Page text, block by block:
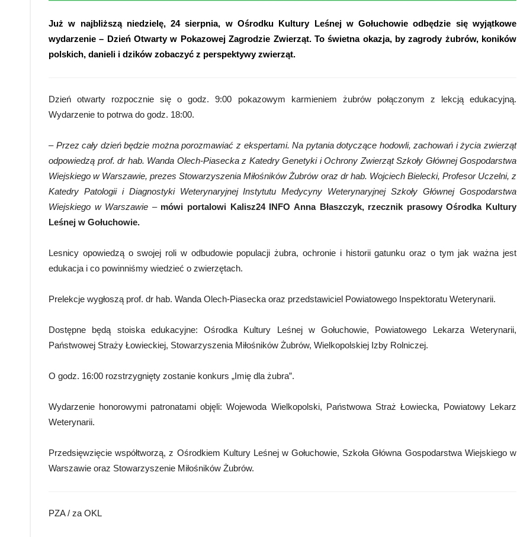
Już w najbliższą niedzielę, 24 sierpnia, w Ośrodku Kultury Leśnej w Gołuchowie odbędzie się wyjątkowe
wydarzenie – Dzień Otwarty w Pokazowej Zagrodzie Zwierząt. To świetna okazja, by zagrody żubrów, koników
polskich, danieli i dzików zobaczyć z perspektywy zwierząt.
Dzień otwarty rozpocznie się o godz. 9:00 pokazowym karmieniem żubrów połączonym z lekcją edukacyjną.
Wydarzenie to potrwa do godz. 18:00.
– Przez cały dzień będzie można porozmawiać z ekspertami. Na pytania dotyczące hodowli, zachowań i życia zwierząt
odpowiedzą prof. dr hab. Wanda Olech-Piasecka z Katedry Genetyki i Ochrony Zwierząt Szkoły Głównej Gospodarstwa
Wiejskiego w Warszawie, prezes Stowarzyszenia Miłośników Żubrów oraz dr hab. Wojciech Bielecki, Profesor Uczelni, z
Katedry Patologii i Diagnostyki Weterynaryjnej Instytutu Medycyny Weterynaryjnej Szkoły Głównej Gospodarstwa
Wiejskiego w Warszawie – mówi portalowi Kalisz24 INFO Anna Błaszczyk, rzecznik prasowy Ośrodka Kultury
Leśnej w Gołuchowie.
Lesnicy opowiedzą o swojej roli w odbudowie populacji żubra, ochronie i historii gatunku oraz o tym jak ważna jest
edukacja i co powinniśmy wiedzieć o zwierzętach.
Prelekcje wygłoszą prof. dr hab. Wanda Olech-Piasecka oraz przedstawiciel Powiatowego Inspektoratu Weterynarii.
Dostępne będą stoiska edukacyjne: Ośrodka Kultury Leśnej w Gołuchowie, Powiatowego Lekarza Weterynarii,
Państwowej Straży Łowieckiej, Stowarzyszenia Miłośników Żubrów, Wielkopolskiej Izby Rolniczej.
O godz. 16:00 rozstrzygnięty zostanie konkurs „Imię dla żubra”.
Wydarzenie honorowymi patronatami objęli: Wojewoda Wielkopolski, Państwowa Straż Łowiecka, Powiatowy Lekarz
Weterynarii.
Przedsięwzięcie współtworzą, z Ośrodkiem Kultury Leśnej w Gołuchowie, Szkoła Główna Gospodarstwa Wiejskiego w
Warszawie oraz Stowarzyszenie Miłośników Żubrów.
PZA / za OKL